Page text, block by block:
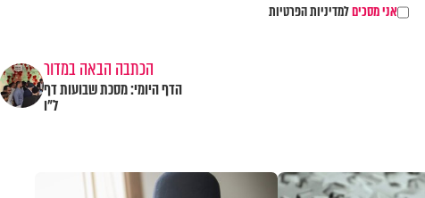
אני מסכיםלמדיניות הפרטיות
הכתבה הבאה במדור
הדף היומי: מסכת שבועות דף
ל"ו